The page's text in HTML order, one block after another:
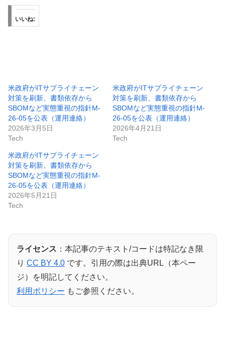
いいね:
米政府がITサプライチェーン
対策を刷新、書類依存から
SBOMなど実態重視の指針M-
26-05を公表（運用連絡）
2026年3月5日
Tech
米政府がITサプライチェーン
対策を刷新、書類依存から
SBOMなど実態重視の指針M-
26-05を公表（運用連絡）
2026年4月21日
Tech
米政府がITサプライチェーン
対策を刷新、書類依存から
SBOMなど実態重視の指針M-
26-05を公表（運用連絡）
2026年5月21日
Tech
ライセンス ：本記事のテキスト/コードは特記なき限
り CC BY 4.0 です。引用の際は出典URL（本ペー
ジ）を明記してください。
利用ポリシー もご参照ください。